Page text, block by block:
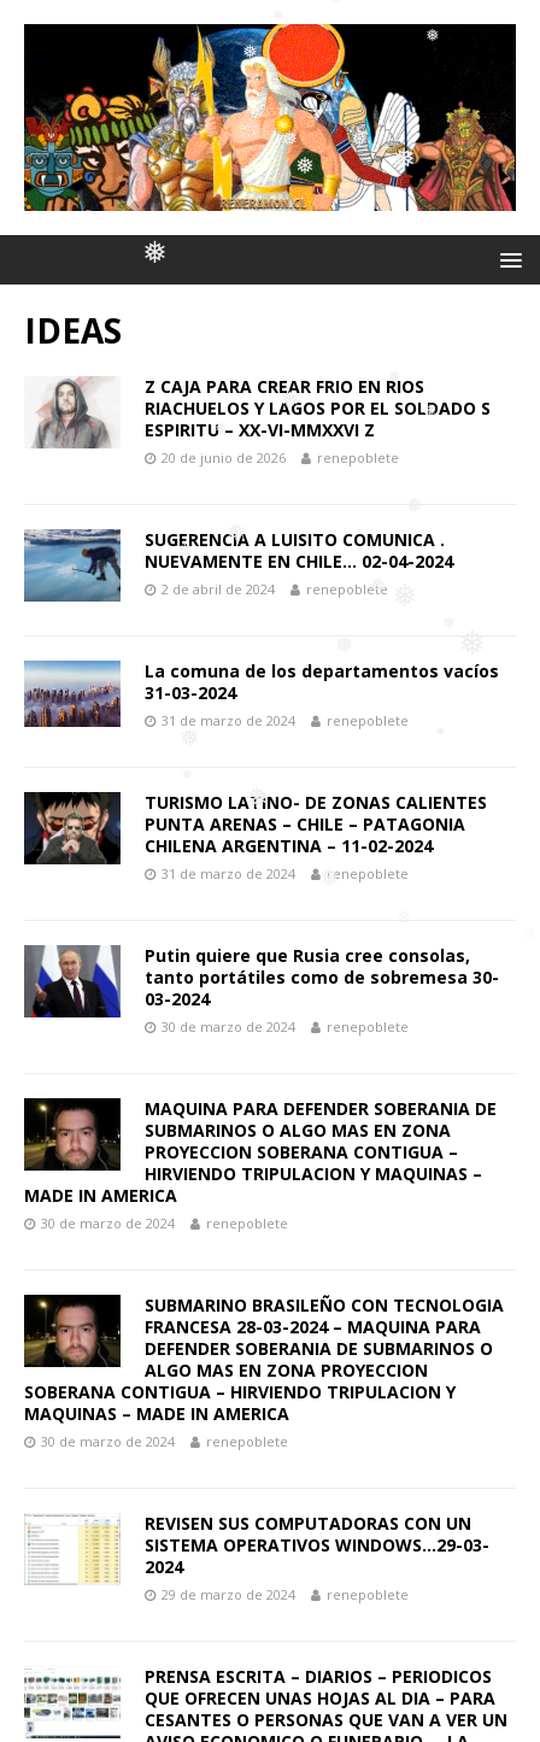
❅❅
❅ ❅
❅
❅
❅
❅
❅
❅
❅
❅
❅
❅ ❅
❅
IDEAS
Z CAJA PARA CREAR FRIO EN RIOS
RIACHUELOS Y LAGOS POR EL SOLDADO S
ESPIRITU – XX-VI-MMXXVI Z
20 de junio de 2026 renepoblete
SUGERENCIA A LUISITO COMUNICA .
NUEVAMENTE EN CHILE… 02-04-2024
2 de abril de 2024 renepoblete
La comuna de los departamentos vacíos
31-03-2024
31 de marzo de 2024 renepoblete
TURISMO LATINO- DE ZONAS CALIENTES
PUNTA ARENAS – CHILE – PATAGONIA
CHILENA ARGENTINA – 11-02-2024
31 de marzo de 2024 renepoblete
Putin quiere que Rusia cree consolas,
tanto portátiles como de sobremesa 30-
03-2024
30 de marzo de 2024 renepoblete
MAQUINA PARA DEFENDER SOBERANIA DE
SUBMARINOS O ALGO MAS EN ZONA
PROYECCION SOBERANA CONTIGUA –
HIRVIENDO TRIPULACION Y MAQUINAS –
MADE IN AMERICA
30 de marzo de 2024 renepoblete
SUBMARINO BRASILEÑO CON TECNOLOGIA
FRANCESA 28-03-2024 – MAQUINA PARA
DEFENDER SOBERANIA DE SUBMARINOS O
ALGO MAS EN ZONA PROYECCION
SOBERANA CONTIGUA – HIRVIENDO TRIPULACION Y
MAQUINAS – MADE IN AMERICA
30 de marzo de 2024 renepoblete
REVISEN SUS COMPUTADORAS CON UN
SISTEMA OPERATIVOS WINDOWS…29-03-
2024
29 de marzo de 2024 renepoblete
PRENSA ESCRITA – DIARIOS – PERIODICOS
QUE OFRECEN UNAS HOJAS AL DIA – PARA
CESANTES O PERSONAS QUE VAN A VER UN